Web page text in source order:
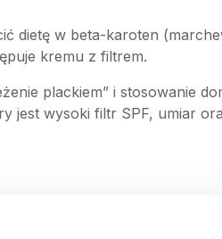
dietę w beta-karoten
kremu z filtrem.
plackiem” i stosowanie
jest wysoki filtr SPF, umiar